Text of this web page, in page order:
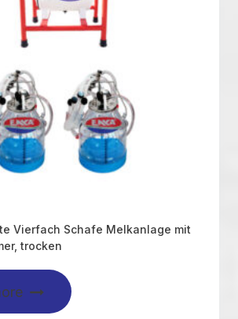
Vierfach Schafe Melkanlage mit
trocken